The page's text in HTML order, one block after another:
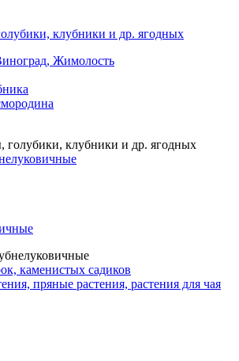
клубники и др. ягодных
Жимолость
каменистых садиков
пряные растения, растения для чая